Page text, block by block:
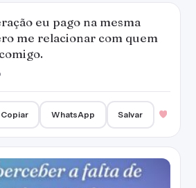
eu pago na mesma
me relacionar com quem
Copiar WhatsApp Salvar